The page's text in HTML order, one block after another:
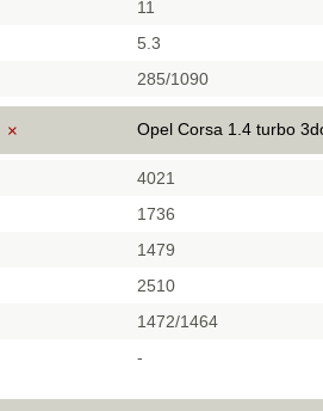
11
5.3
285/1090
× Opel Corsa 1.4 turbo
4021
1736
1479
2510
1472/1464
-